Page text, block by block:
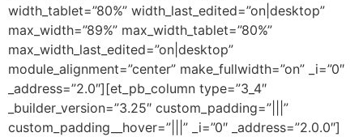
width_tablet=”80%” width_last_edited=”on|desktop”
max_width=”89%” max_width_tablet=”80%”
max_width_last_edited=”on|desktop”
module_alignment=”center” make_fullwidth=”on” _i=”0″
_address=”2.0″][et_pb_column type=”3_4″
_builder_version=”3.25″ custom_padding=”|||”
custom_padding__hover=”|||” _i=”0″ _address=”2.0.0″]